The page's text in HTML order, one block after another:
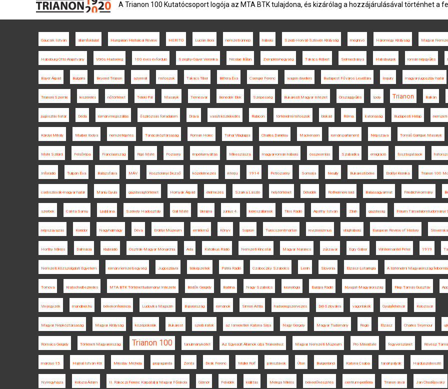
A Trianon 100 Kutatócsoport logója az MTA BTK tulajdona, és kizárólag a hozzájárulásával történhet a
Gaucsík István államfordulat Hungarian Historical Review HERITO Lucian Boia nemzeti ünnep háború Szerb-Horvát-Szlovén Királyság meghívó Háromegy Királyság Magyar
Habsburg Ottó Alapítvány Vörös Hadsereg 100 éves évforduló Szeghy-Gayer Veronika Nicolae Bălan Zempléni-hegység Takács Róbert Selmecbánya Habsburgok román népgyűlés
Bayer Árpád Bulgária Beyond Trianon azonnali mítoszok Takács Tibor Bittera Éva Csenger Ferenc wagon dwellers Budapest Főváros Levéltára Inquiry magyar-jugoszláv határ
Trianoni Szemle leszerelés nőtörténet Teleki Pál Masaryk Temesvár Benedek Elek Szepesség Bukaresti Magyar Intézet Országgyűlés Ipoly Trianon Balkán
jugoszláv határ Déda román megszállás őszirózsás forradalom Dráva vasúti közlekedés Rubicon történelmi mítoszok blokád Róma katonaság Budapesti Hírlap nemzeti
Károlyi Mihály Murber Ibolya nemzetépítés Tanácsköztársaság Roman Holec Tolnai Világlapja Charles Daniélou Mackensen román parlament Népszava Tomáš Garrigue Masaryk
Mohr Szilárd Felsőrépa Franciaország Rigó Máté Pozsony impériumváltás Mikeszásza magyar-román háború összeomlás Szabadka emigráció fosztogatások
Inforádió Tulipán Éva Balázsfalva MÁV Kosztolányi Dezső közélelmezés interjú 1914 Petrozsény Somorja Neuilly Bukaresti béke Erdélyi Krónika Trianon 100
csehszlovák-magyar határ Maniu Gyula gazdaságtörténet Hornyák Árpád élelmezés Szarka László helytörténet Délvidék Rothermere lord Balassagyarmat Friedrich-kormány
szerbek Csinta Samu Ljubljana Székely Hadosztály Gali Máté Ukrajna június 4. kérészállamok Tilos Rádió Apáthy István Zilah gazdaság Fórum Társadalomtudományi
népszavazás Korridor Nagyhalmágy Déva Erdélyi Múzeum emlékmű Könyv Sopron Turócszentmárton revizionizmus világháború European Review of History
Horthy Miklós Dalmácia Klubrádió Osztrák-Magyar Monarchia Ada Katolikus Rádió Nemzeti Kincstár Magyar Narancs zűrzavar Egry Gábor Wintermantel Péter 1919
Nemzeti Közszolgálati Egyetem román nemzeti egység Jugoszlávia térképzetek Pátria Rádió Czáboczky Szabolcs Lenin Slovenia Elzász-Lotaringia A történelmi Magyarország
Tornova Kratochwill ezredes MTA BTK Történettudományi Intézete Bödők Gergely Batrina Nagy Szabolcs kronológia Európa Rádió Nyugat-Magyarország Filep Tamás Gusztáv
Vix-jegyzék mandiner.hu békekonferencia Ludovika Magazin Bajorország románok Simon Attila hadseregszervezés Dél-Szlovákia vagonlakók Gyulafehérvár Kolozsvár
Magyar Népköztársaság Magyar Királyság középiskolák Bukarest szerb iratok az Ismeretlen Katona Sírja Nagy Gergely Magyar Tudomány Regio Elzász Charles Seymour
Romsics Gergely Történeti Magyarország Trianon 100 tanulmánykötet Az Egyesült Államok útja Trianonhoz Magyar Nemzeti Múzeum Pro Minoritate fegyverszünet Révész
március 15. Hajnal István Kör Miroslav Michela propaganda Zenta Deák Ferenc Müller Rolf pánszlávok Úton Burgenland Katona Csaba tanári pályák Hajdúszoboszló
Nyíregyháza Kolozsi Ádám II. Rákóczi Ferenc Kárpátaljai Magyar Főiskola Gömör Felvidék kiállítás Melega Miklós békeelőkészítés centrum-periféria Trianon árvái Jan Chodějovský